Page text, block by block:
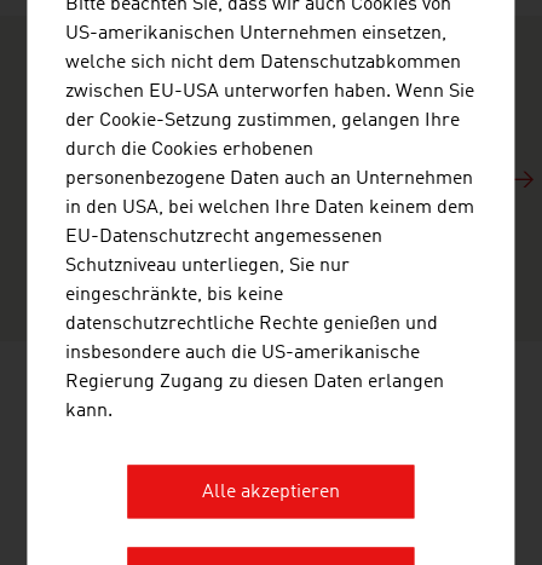
WUSSTEN SIE ...
Österreich ist Wirtschaft in Höchstform. Unsere
Image Videos informieren Sie in knapp drei Minuten,
warum Österreichs Wirtschaft „Surprisingly
Ingenious" ist. Erfolgsgeschichten österreichischer
Unternehmen zeigen die wirtschaftliche
Leistungsfähigkeit Österreichs.
Bitte beachten Sie, dass wir auch Cookies von
US-amerikanischen Unternehmen einsetzen,
welche sich nicht dem Datenschutzabkommen
zwischen EU-USA unterworfen haben. Wenn Sie
der Cookie-Setzung zustimmen, gelangen Ihre
durch die Cookies erhobenen
personenbezogene Daten auch an Unternehmen
in den USA, bei welchen Ihre Daten keinem dem
EU-Datenschutzrecht angemessenen
Schutzniveau unterliegen, Sie nur
eingeschränkte, bis keine
datenschutzrechtliche Rechte genießen und
insbesondere auch die US-amerikanische
Regierung Zugang zu diesen Daten erlangen
kann.
Alle akzeptieren